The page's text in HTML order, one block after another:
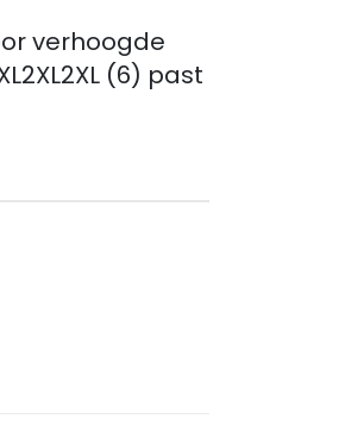
verhoogde
(6) past